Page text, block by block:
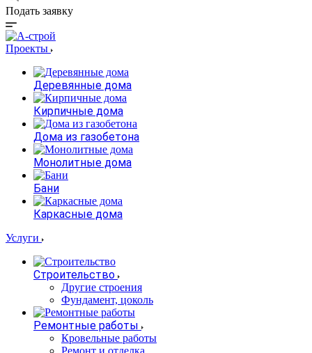
Подать заявку
Проекты
Деревянные дома
Кирпичные дома
Дома из газобетона
Монолитные дома
Бани
Каркасные дома
Услуги
Строительство
Другие строения
Фундамент, цоколь
Ремонтные работы
Кровельные работы
Ремонт и отделка